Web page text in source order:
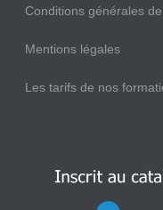
Conditions générales
Mentions légales
Les tarifs de nos